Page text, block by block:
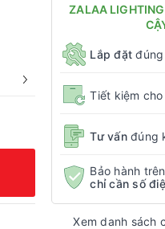
ZALAA
Lắp đặt
Tiết kiệm
Tư vấnđúng
Bảo hành
chỉ cần số
Xem danh sách